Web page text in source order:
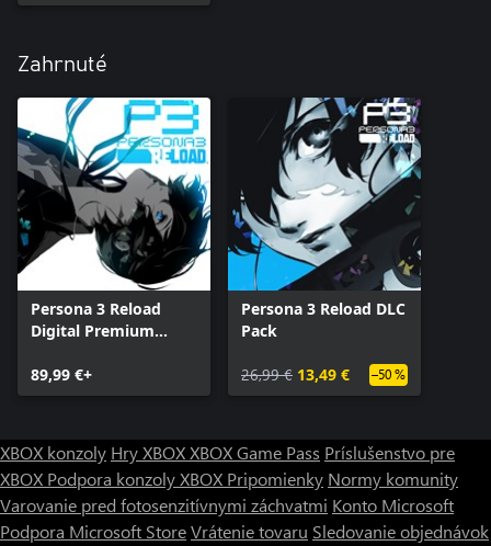
Zahrnuté
Persona 3 Reload
Digital Premium
89,99 €+
Persona 3 Reload DLC
Pack
26,99 € 13,49 € –50 %
XBOX konzoly Hry XBOXXBOX Game Pass Príslušenstvo pre
XBOX Podpora konzoly XBOX Pripomienky Normy komunity
Varovanie pred fotosenzitívnymi záchvatmi Konto Microsoft
Podpora Microsoft StoreVrátenie tovaru Sledovanie objednávok